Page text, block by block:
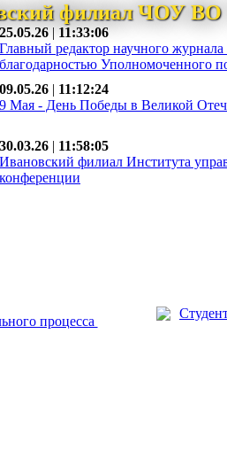
филиал ЧОУ ВО
25.05.26 | 11:33:06
Главный редактор научного
благодарностью Уполномоченного
09.05.26 | 11:12:24
9 Мая - День Победы в Великой
30.03.26 | 11:58:05
Ивановский филиал Института
конференции
процесса